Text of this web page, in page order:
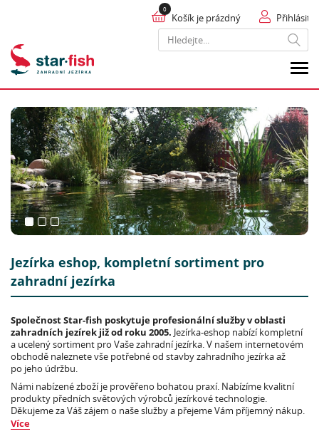
Hledat
Přihlásit
Košík je prázdný
Jezírka eshop, kompletní sortiment pro
zahradní jezírka
Společnost Star-fish poskytuje profesionální služby v oblasti
zahradních jezírek již od roku 2005. Jezírka-eshop nabízí kompletní
a ucelený sortiment pro Vaše zahradní jezírka. V našem internetovém
obchodě naleznete vše potřebné od stavby zahradního jezírka až
po jeho údržbu.
Námi nabízené zboží je prověřeno bohatou praxí. Nabízíme kvalitní
produkty předních světových výrobců jezírkové technologie.
Děkujeme za Váš zájem o naše služby a přejeme Vám příjemný nákup.
Více